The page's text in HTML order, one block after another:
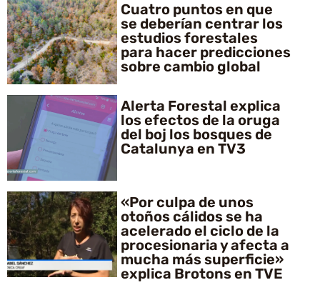
Cuatro puntos en que
se deberían centrar los
estudios forestales
para hacer predicciones
sobre cambio global
Alerta Forestal explica
los efectos de la oruga
del boj los bosques de
Catalunya en TV3
«Por culpa de unos
otoños cálidos se ha
acelerado el ciclo de la
procesionaria y afecta a
mucha más superficie»
explica Brotons en TVE